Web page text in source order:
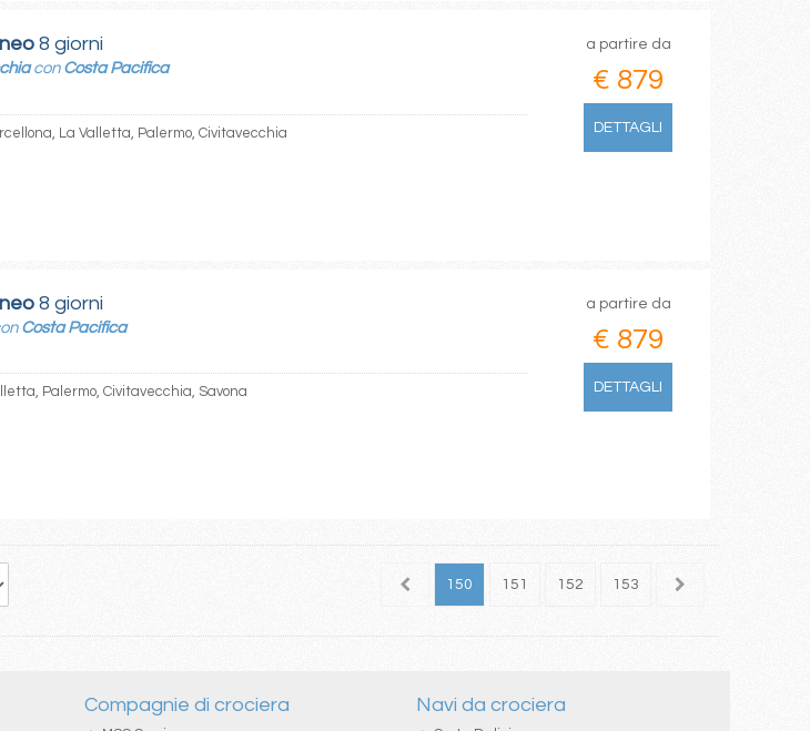
8 giorni
con Costa Pacifica
La Valletta, Palermo, Civitavecchia
a partire da
€ 879
DETTAGLI
8 giorni
Costa Pacifica
Palermo, Civitavecchia, Savona
a partire da
€ 879
DETTAGLI
142 149 150 151 152 153 154
Compagnie di crociera Navi da crociera